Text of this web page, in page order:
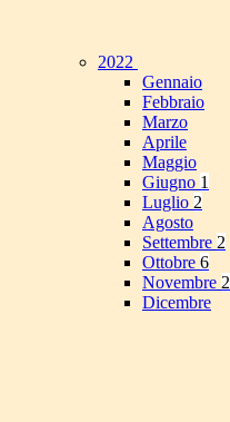
2022
Gennaio
Febbraio
Marzo
Aprile
Maggio
Giugno 1
Luglio 2
Agosto
Settembre 2
Ottobre 6
Novembre 2
Dicembre